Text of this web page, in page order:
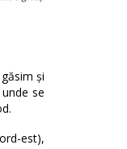
și
se
est),